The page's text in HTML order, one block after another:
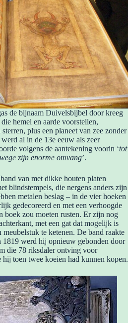
de bijnaam Duivelsbijbel door kreeg
hemel en aarde voorstellen,
plus een planeet van zee zonder
al in de 13e eeuw als zeer
volgens de aantekening voorin ‘tot
zijn enorme omvang’.
van met dikke houten platen
blindstempels, die nergens anders zijn
metalen beslag – in de vier hoeken
gedecoreerd en met een verhoogde
boek zou moeten rusten. Er zijn nog
met een gat dat mogelijk is
te ketenen. De band raakte
1819 werd hij opnieuw gebonden door
die 78 riksdaler ontving voor
hij toen twee koeien had kunnen kopen.